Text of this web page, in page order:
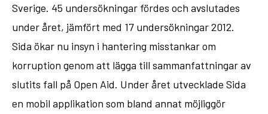
Sverige. 45 undersökningar fördes och avslutades
under året, jämfört med 17 undersökningar 2012.
Sida ökar nu insyn i hantering misstankar om
korruption genom att lägga till sammanfattningar av
slutits fall på Open Aid. Under året utvecklade Sida
en mobil applikation som bland annat möjliggör